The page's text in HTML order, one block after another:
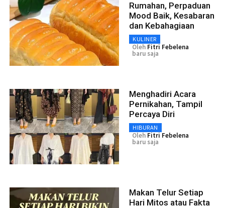
Rumahan, Perpaduan
Mood Baik, Kesabaran
dan Kebahagiaan
KULINER
Oleh Fitri Febelena
baru saja
Menghadiri Acara
Pernikahan, Tampil
Percaya Diri
HIBURAN
Oleh Fitri Febelena
baru saja
Makan Telur Setiap
Hari Mitos atau Fakta